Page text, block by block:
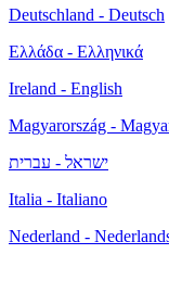
Deutschland - Deutsch
Ελλάδα - Ελληνικά
Ireland - English
Magyarország -
ישראל - עברית
Italia - Italiano
Nederland -